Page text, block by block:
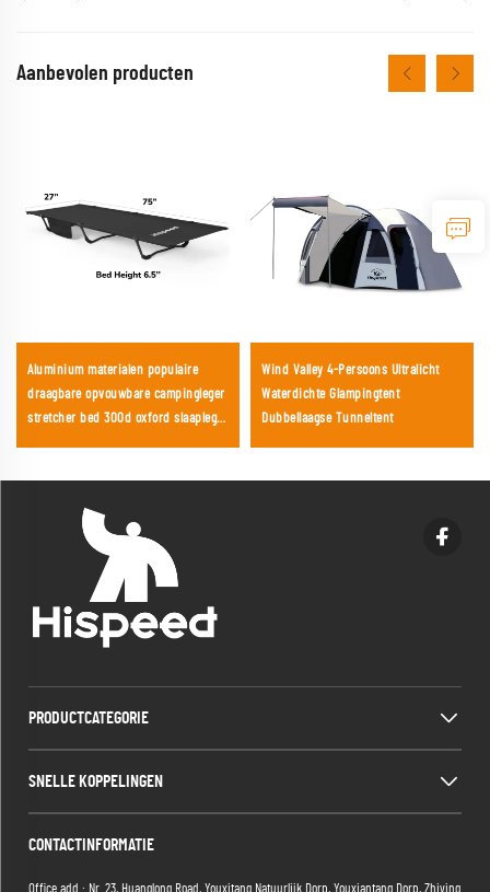
Aanbevolen producten
Aluminium materialen populaire
draagbare opvouwbare campingleger
stretcher bed 300d oxford slaapleger
Wind Valley 4-Persoons Ultralicht
Waterdichte Glampingtent
Dubbellaagse Tunneltent
PRODUCTCATEGORIE
SNELLE KOPPELINGEN
CONTACTINFORMATIE
Office add : Nr. 23, Huanglong Road, Youxitang Natuurlijk Dorp, Youxiantang Dorp, Zhiying